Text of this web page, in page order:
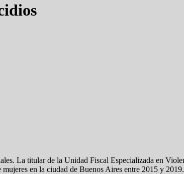
La titular de la Unidad Fiscal Especializada en
en la ciudad de Buenos Aires entre 2015 y 2019.